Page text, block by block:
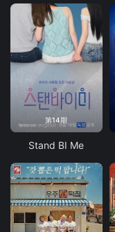
第14期
Stand BI Me